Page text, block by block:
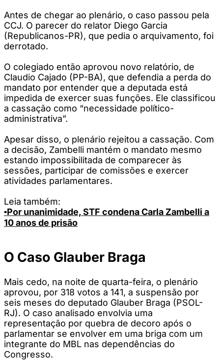
Antes de chegar ao plenário, o caso passou pela
CCJ. O parecer do relator Diego Garcia
(Republicanos-PR), que pedia o arquivamento, foi
derrotado.
O colegiado então aprovou novo relatório, de
Claudio Cajado (PP-BA), que defendia a perda do
mandato por entender que a deputada está
impedida de exercer suas funções. Ele classificou
a cassação como “necessidade político-
administrativa”.
Apesar disso, o plenário rejeitou a cassação. Com
a decisão, Zambelli mantém o mandato mesmo
estando impossibilitada de comparecer às
sessões, participar de comissões e exercer
atividades parlamentares.
Leia também:
▪️Por unanimidade, STF condena Carla Zambelli a
10 anos de prisão
O Caso Glauber Braga
Mais cedo, na noite de quarta-feira, o plenário
aprovou, por 318 votos a 141, a suspensão por
seis meses do deputado Glauber Braga (PSOL-
RJ). O caso analisado envolvia uma
representação por quebra de decoro após o
parlamentar se envolver em uma briga com um
integrante do MBL nas dependências do
Congresso.